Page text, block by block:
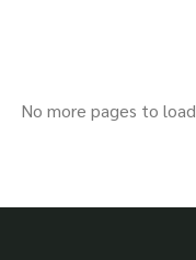
No more pages to load